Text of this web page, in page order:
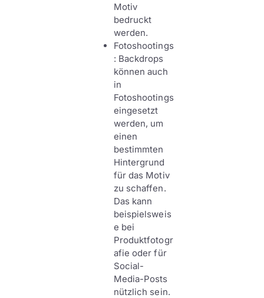
Motiv
bedruckt
werden.
Fotoshootings
: Backdrops
können auch
in
Fotoshootings
eingesetzt
werden, um
einen
bestimmten
Hintergrund
für das Motiv
zu schaffen.
Das kann
beispielsweis
e bei
Produktfotogr
afie oder für
Social-
Media-Posts
nützlich sein.